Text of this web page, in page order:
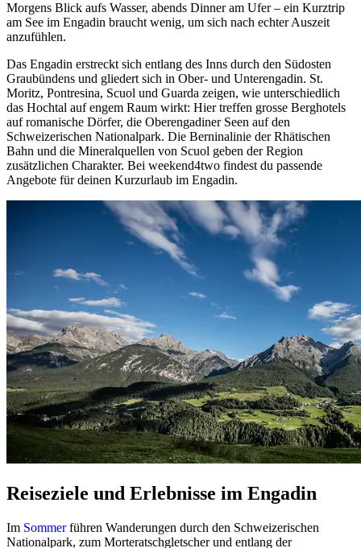
Morgens Blick aufs Wasser, abends Dinner am Ufer – ein Kurztrip
am See im Engadin braucht wenig, um sich nach echter Auszeit
anzufühlen.
Das Engadin erstreckt sich entlang des Inns durch den Südosten
Graubündens und gliedert sich in Ober- und Unterengadin. St.
Moritz, Pontresina, Scuol und Guarda zeigen, wie unterschiedlich
das Hochtal auf engem Raum wirkt: Hier treffen grosse Berghotels
auf romanische Dörfer, die Oberengadiner Seen auf den
Schweizerischen Nationalpark. Die Berninalinie der Rhätischen
Bahn und die Mineralquellen von Scuol geben der Region
zusätzlichen Charakter. Bei weekend4two findest du passende
Angebote für deinen Kurzurlaub im Engadin.
Reiseziele und Erlebnisse im Engadin
Im Sommerführen Wanderungen durch den Schweizerischen
Nationalpark, zum Morteratschgletscher und entlang der